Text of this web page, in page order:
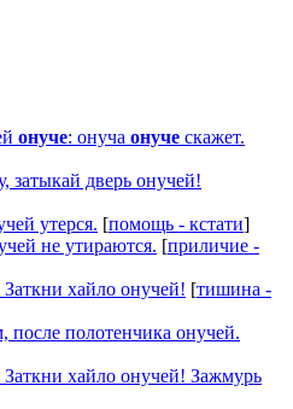
онуче: онуча онуче скажет.
затыкай дверь онучей!
утерся. [помощь - кстати]
не утираются. [приличие -
хайло онучей! [тишина -
после полотенчика онучей.
хайло онучей! Зажмурь